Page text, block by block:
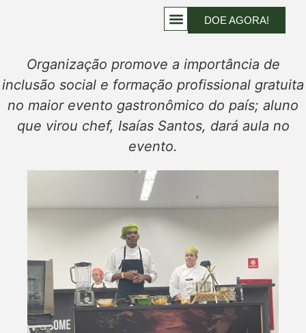
DOE AGORA!
Organização promove a importância de
inclusão social e formação profissional gratuita
no maior evento gastronômico do país; aluno
que virou chef, Isaías Santos, dará aula no
evento.